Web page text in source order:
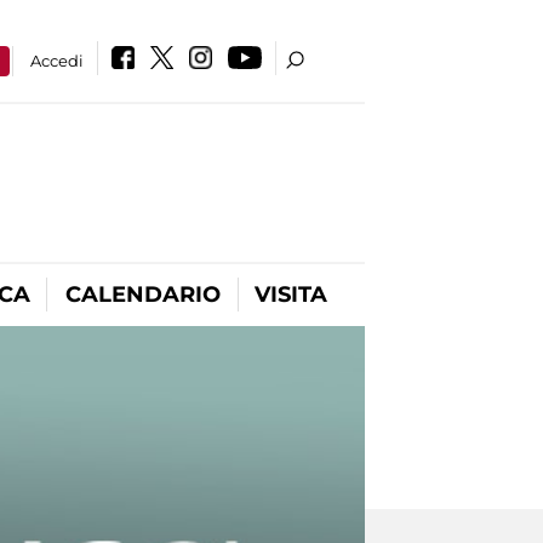
Accedi
CALENDARIO VISITA